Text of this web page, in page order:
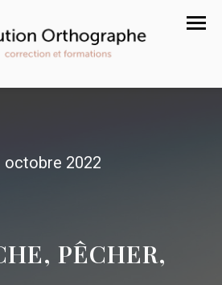
octobre 2022
PÊCHER,